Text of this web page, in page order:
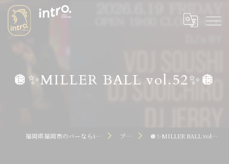
🪩✨MILLER BALL vol.52✨🪩
福岡県福岡市のバーならintro dot ブログ 🪩✨MILLER BALL vol.52✨🪩